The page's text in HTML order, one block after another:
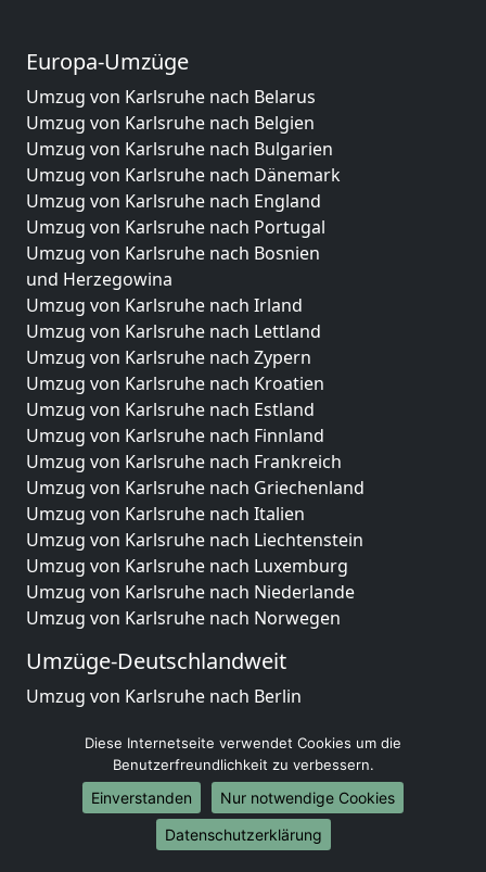
Europa-Umzüge
Umzug von Karlsruhe nach Belarus
Umzug von Karlsruhe nach Belgien
Umzug von Karlsruhe nach Bulgarien
Umzug von Karlsruhe nach Dänemark
Umzug von Karlsruhe nach England
Umzug von Karlsruhe nach Portugal
Umzug von Karlsruhe nach Bosnien
und Herzegowina
Umzug von Karlsruhe nach Irland
Umzug von Karlsruhe nach Lettland
Umzug von Karlsruhe nach Zypern
Umzug von Karlsruhe nach Kroatien
Umzug von Karlsruhe nach Estland
Umzug von Karlsruhe nach Finnland
Umzug von Karlsruhe nach Frankreich
Umzug von Karlsruhe nach Griechenland
Umzug von Karlsruhe nach Italien
Umzug von Karlsruhe nach Liechtenstein
Umzug von Karlsruhe nach Luxemburg
Umzug von Karlsruhe nach Niederlande
Umzug von Karlsruhe nach Norwegen
Umzüge-Deutschlandweit
Umzug von Karlsruhe nach Berlin
Umzug von Karlsruhe nach München
Umzug von Karlsruhe nach Köln
Umzug von Karlsruhe nach Frankfurt am Main
Umzug von Karlsruhe nach Stuttgart
Umzug von Karlsruhe nach Düsseldorf
Diese Internetseite verwendet Cookies um die
Benutzerfreundlichkeit zu verbessern.
Einverstanden
Nur notwendige Cookies
Datenschutzerklärung